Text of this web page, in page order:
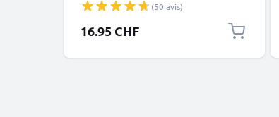
700mAh de CELLONIC
(50 avis)
16.95 CHF